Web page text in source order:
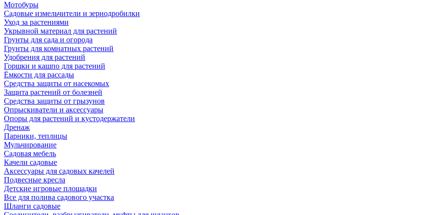
Мотобуры
Садовые измельчители и зернодробилки
Уход за растениями
Укрывной материал для растений
Грунты для сада и огорода
Грунты для комнатных растений
Удобрения для растений
Горшки и кашпо для растений
Ёмкости для рассады
Средства защиты от насекомых
Защита растений от болезней
Средства защиты от грызунов
Опрыскиватели и аксессуары
Опоры для растений и кустодержатели
Дренаж
Парники, теплицы
Мульчирование
Садовая мебель
Качели садовые
Аксессуары для садовых качелей
Подвесные кресла
Детские игровые площадки
Все для полива садового участка
Шланги садовые